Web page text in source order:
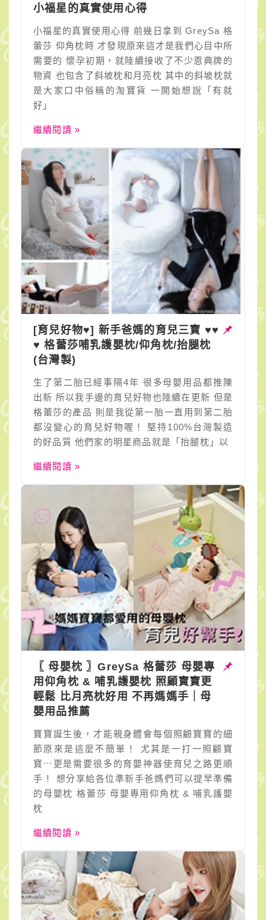
小福星的真實使用心得
小福星的真實使用心得 前幾日拿到 GreySa 格
蕾莎 仰角枕時 才發現原來這才是我們心目中所
需要的 懷孕初期，就陸續接收了不少恩典牌的
物資 也包含了斜坡枕和月亮枕 其中的斜坡枕就
是大家口中俗稱的淘寶貨 一開始想說「有就
好」
繼續閱讀 »
[育兒好物♥] 新手爸媽的育兒三寶 ♥♥
♥ 格蕾莎哺乳護嬰枕/仰角枕/抬腿枕
(台灣製)
生了第二胎已經事隔4年 很多母嬰用品都推陳
出新 所以我手邊的育兒好物也陸續在更新 但是
格蕾莎的產品 則是我從第一胎一直用到第二胎
都沒變心的育兒好物喔！ 堅持100%台灣製造
的好品質 他們家的明星商品就是「抬腿枕」以
繼續閱讀 »
〖 母嬰枕 〗GreySa 格蕾莎 母嬰專
用仰角枕 & 哺乳護嬰枕 照顧寶寶更
輕鬆 比月亮枕好用 不再媽媽手｜母
嬰用品推薦
寶寶誕生後，才能親身體會每個照顧寶寶的細
節原來是這麼不簡單！ 尤其是一打一照顧寶
寶⋯更是需要很多的育嬰神器使育兒之路更順
手！ 想分享給各位準新手爸媽們可以提早準備
的母嬰枕 格蕾莎 母嬰專用仰角枕 & 哺乳護嬰
枕
繼續閱讀 »